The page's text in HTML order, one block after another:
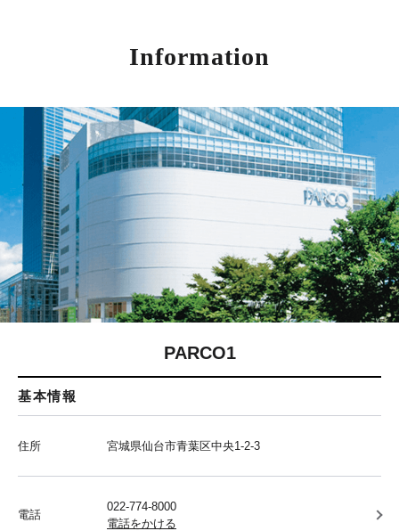
Information
PARCO1
基本情報
住所 宮城県仙台市青葉区中央1-2-3
電話
022-774-8000
電話をかける